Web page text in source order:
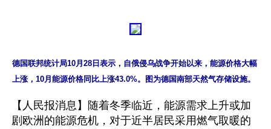
德国联邦统计局10月28日表示，自俄侵乌战争开始以来，能源价格大幅
【人民报消息】随着冬季临近，能源需求上升或加
剧欧洲的能源危机，对于近半居民采用燃气取暖的